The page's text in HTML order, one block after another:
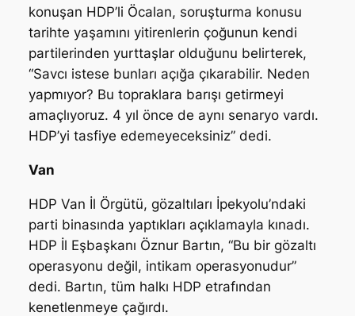
konuşan HDP’li Öcalan, soruşturma konusu
tarihte yaşamını yitirenlerin çoğunun kendi
partilerinden yurttaşlar olduğunu belirterek,
“Savcı istese bunları açığa çıkarabilir. Neden
yapmıyor? Bu topraklara barışı getirmeyi
amaçlıyoruz. 4 yıl önce de aynı senaryo vardı.
HDP’yi tasfiye edemeyeceksiniz” dedi.
Van
HDP Van İl Örgütü, gözaltıları İpekyolu’ndaki
parti binasında yaptıkları açıklamayla kınadı.
HDP İl Eşbaşkanı Öznur Bartın, “Bu bir gözaltı
operasyonu değil, intikam operasyonudur”
dedi. Bartın, tüm halkı HDP etrafından
kenetlenmeye çağırdı.